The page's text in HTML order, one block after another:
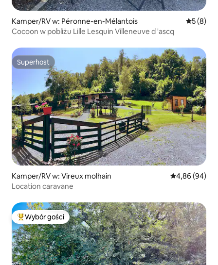
Kamper/RV w: Péronne-en-Mélantois Średnia
5 (8)
Cocoon w pobliżu Lille Lesquin Villeneuve d 'ascq
Superhost
Superhost
Kamper/RV w: Vireux molhain Średnia
4,86 (94)
Location caravane
Najpopularniejsze z kategorii Wybór gości
Wybór gości